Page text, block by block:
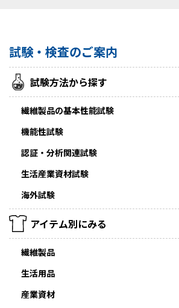
試験・検査のご案内
試験方法から探す
繊維製品の基本性能試験
機能性試験
認証・分析関連試験
生活産業資材試験
海外試験
アイテム別にみる
繊維製品
生活用品
産業資材